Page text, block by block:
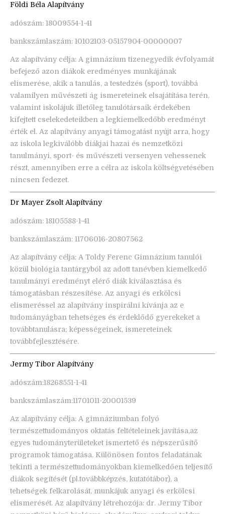
Földi Béla Alapítvány
adószám: 18009554-1-41
bankszámlaszám: 10102103-05157904-00000007
Az alapítvány célja: A gimnázium tizenegyedik évfolyamát
befejező azon diákok eredményes munkájának
elismerése, akik a tanulás, a testedzés (sport), továbbá
valamilyen művészeti ág ismereteinek elsajátítása terén,
valamint iskolájuk illetőleg tanulótársaik érdekében
kifejtett cselekedeteikben a legkiemelkedőbb eredményt
érték el. Az alapítvány anyagi támogatást nyújt arra, hogy
az iskola legkiválóbb diákjai hazai és nemzetközi
tanulmányi, sport- és művészeti versenyen vehessenek
részt, amennyiben erre a célra az iskola költségvetésében
nincsen fedezet.
Dr Mayer Zsolt Alapítvány
adószám: 18105588-1-41
bankszámlaszám: 11706016-20807562
Az alapítvány célja: A Toldy Ferenc Gimnázium tanulói
közül biológia tantárgyból az adott tanévben kiemelkedő
tanulmányi eredményt elérő diák kiválasztása és
támogatásban részesítése. Az anyagi és erkölcsi
elismeréssel az alapítvány inspirálni kívánja az e
tudományágban tehetséges és érdeklődő gyerekeket a
továbbtanulásra; képességeinek, ismereteinek
továbbfejlesztésére.
Jermy Tibor Alapítvány
adószám:18268551-1-41
bankszámlaszám:11701011-20001539
Az alapítvány célja: A gimnáziumban folyó
természettudományos oktatás feltételeinek javítása,az
egyes tudományterületeket ismertető és népszerűsítő
programok támogatása. Különösen fontos feladatának
tekinti a természettudományokban kiemelkedően teljesítő
diákok segítését (pl.továbbképzés, kutatótábor), a
tehetségek felkarolását, munkájuk anyagi és erkölcsi
elismerését. Az alapítvány létrehozója: dr. Jermy Tibor